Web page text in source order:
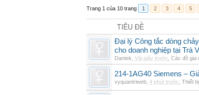
Trang 1 của 10 trang 1 2 3 4 5
TIÊU ĐỀ
Đại lý Công tắc dòng
cho doanh nghiệp tại Trà
Dantek Vài giây trước Các đồ gia
214-1AG40 Siemens –
vyquantriweb 4 phút trước Thiết